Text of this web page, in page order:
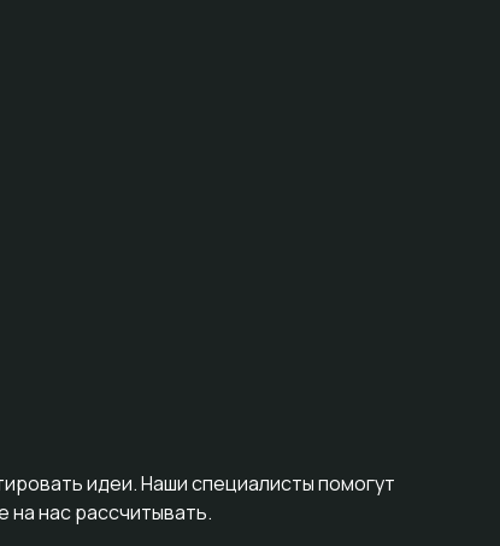
идеи. Наши специалисты помогут
нас рассчитывать.